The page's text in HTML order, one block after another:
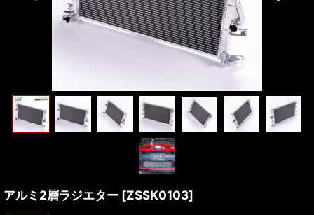
アルミ2層ラジエター [ZSSK0103]